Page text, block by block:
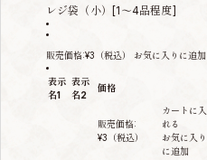
レジ袋（小）[1～4品程度]
販売価格:¥3 （税込） お気に入りに追加
表示
名1
表示
名2
価格
販売価格:
¥3 （税込）
カートに入
れる
お気に入り
に追加